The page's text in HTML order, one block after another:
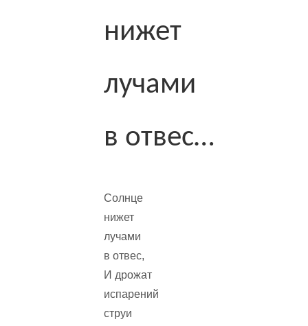
нижет
лучами
в отвес…
Солнце
нижет
лучами
в отвес,
И дрожат
испарений
струи